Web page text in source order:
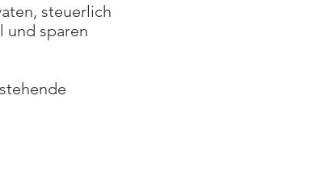
steuerlich
und sparen